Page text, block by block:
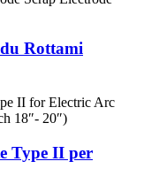
Rottami
Type II per